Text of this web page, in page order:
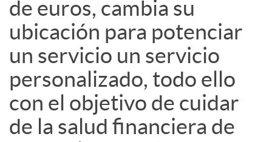
de euros, cambia su
ubicación para potenciar
un servicio un servicio
personalizado, todo ello
con el objetivo de cuidar
de la salud financiera de